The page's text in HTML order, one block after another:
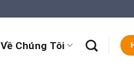
Về Chúng Tôi